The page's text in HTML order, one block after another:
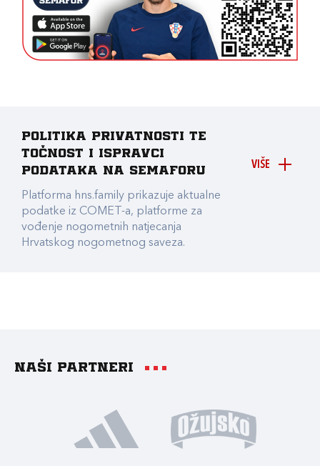
VIŠE
Politika privatnosti te
točnost i ispravci
podataka na Semaforu
Platforma hns.family prikazuje aktualne
podatke iz COMET-a, platforme za
vođenje nogometnih natjecanja
Hrvatskog nogometnog saveza.
Naši partneri